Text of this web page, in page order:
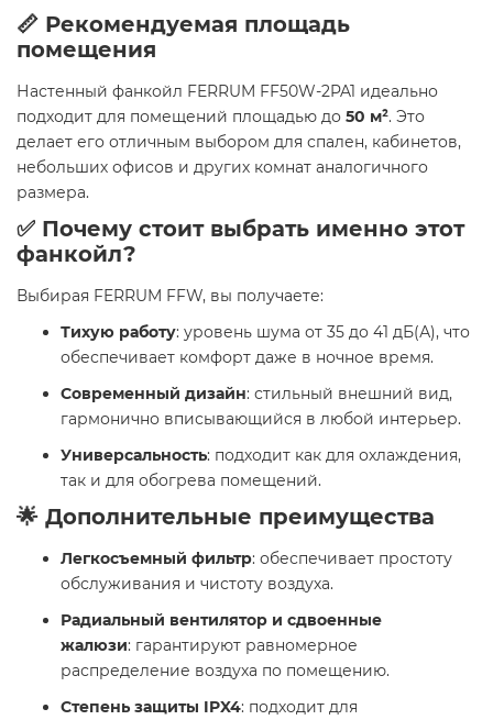
📏 Рекомендуемая площадь
помещения
Настенный фанкойл FERRUM FF50W-2PA1 идеально
подходит для помещений площадью до 50 м². Это
делает его отличным выбором для спален, кабинетов,
небольших офисов и других комнат аналогичного
размера.
✅ Почему стоит выбрать именно этот
фанкойл?
Выбирая FERRUM FFW, вы получаете:
Тихую работу: уровень шума от 35 до 41 дБ(А), что
обеспечивает комфорт даже в ночное время.
Современный дизайн: стильный внешний вид,
гармонично вписывающийся в любой интерьер.
Универсальность: подходит как для охлаждения,
так и для обогрева помещений.
🌟 Дополнительные преимущества
Легкосъемный фильтр: обеспечивает простоту
обслуживания и чистоту воздуха.
Радиальный вентилятор и сдвоенные
жалюзи: гарантируют равномерное
распределение воздуха по помещению.
Степень защиты IPX4: подходит для